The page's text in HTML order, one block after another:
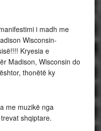
i madh me
Wisconsin-
Kryesia e
Madison, Wisconsin do
thonëtë ky
me muzikë nga
shqiptare.